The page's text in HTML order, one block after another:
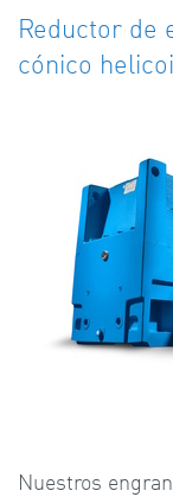
Reductor de
cónico
Nuestros